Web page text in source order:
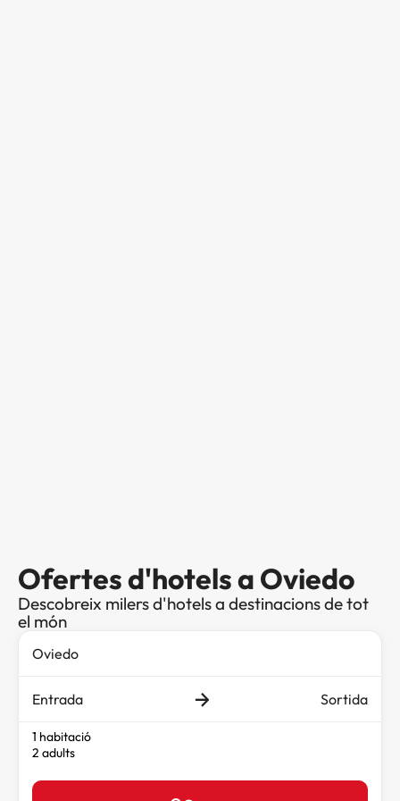
Ofertes d'hotels a Oviedo
Descobreix milers d'hotels a destinacions de tot
el món
Entrada Sortida
1 habitació
2 adults